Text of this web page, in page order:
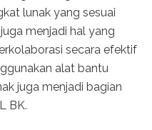
lunak yang sesuai
menjadi hal yang
secara efektif
alat bantu
juga menjadi bagian
BK.